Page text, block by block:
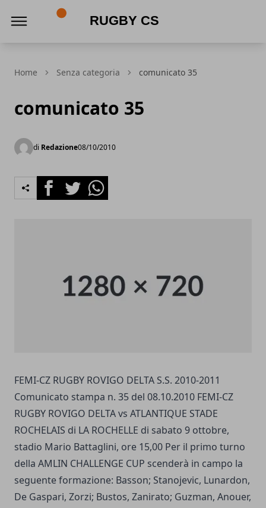
Home Senza categoria comunicato 35
comunicato 35
di Redazione08/10/2010
FacebookTwitterWhatsapp
FEMI-CZ RUGBY ROVIGO DELTA S.S. 2010-2011
Comunicato stampa n. 35 del 08.10.2010 FEMI-CZ
RUGBY ROVIGO DELTA vs ATLANTIQUE STADE
ROCHELAIS di LA ROCHELLE di sabato 9 ottobre,
stadio Mario Battaglini, ore 15,00 Per il primo turno
della AMLIN CHALLENGE CUP scenderà in campo la
seguente formazione: Basson; Stanojevic, Lunardon,
De Gaspari, Zorzi; Bustos, Zanirato; Guzman, Anouer,